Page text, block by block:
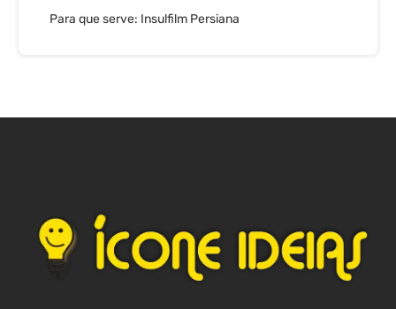
Para que serve: Insulfilm Persiana